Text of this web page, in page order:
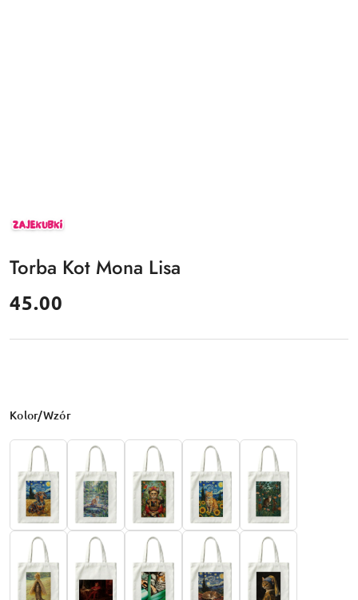
ZAJEKUBKI
Torba Kot Mona Lisa
cena:
45.00
Wariant
Kolor/Wzór